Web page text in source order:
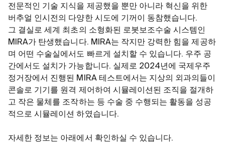
전문적인 기술 지식을 제공했을 뿐만 아니라 혁신을 위한
버추얼 인시전의 다양한 시도에 기꺼이 동참했습니다.
그 결실로 세계 최초의 소형화된 로봇보조수술 시스템인
MIRA가 탄생했습니다. MIRA는 작지만 강력한 힘을 제공하
며 어떤 수술실에서도 빠르게 설치할 수 있습니다. 우주 공
간에서도 설치가 가능합니다. 실제로 2024년에 국제우주
정거장에서 진행된 MIRA 테스트에서는 지상의 외과의들이
콘솔로 기기를 원격 제어하여 시뮬레이션된 조직을 절개하
고 작은 물체를 조작하는 등 수술 중 수행되는 활동을 성공
적으로 시뮬레이션 하였습니다.
자세한 정보는 아래에서 확인하실 수 있습니다.